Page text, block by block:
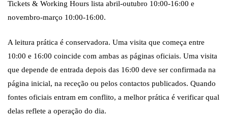
Tickets & Working Hours lista abril-outubro 10:00-16:00 e
novembro-março 10:00-16:00.
A leitura prática é conservadora. Uma visita que começa entre
10:00 e 16:00 coincide com ambas as páginas oficiais. Uma visita
que depende de entrada depois das 16:00 deve ser confirmada na
página inicial, na receção ou pelos contactos publicados. Quando
fontes oficiais entram em conflito, a melhor prática é verificar qual
delas reflete a operação do dia.